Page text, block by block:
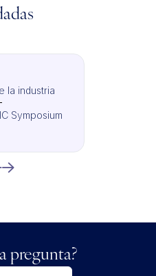
la industria
Symposium
pregunta?